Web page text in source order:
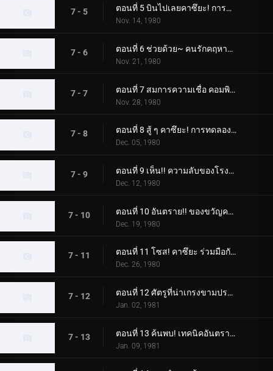
7 - 5 ตอนที่ 5 บินไปเลยคาซึยะ! การแข่งขันเครื่องจักรปีศาจ
Nov. 14, 1980
7 - 6 ตอนที่ 6 ช่วยด้วย~ คนรักคฤหาสน์รังแมงมุม
Nov. 21, 1980
7 - 7 ตอนที่ 7 สมการความเชื่อ คอมพิวเตอร์ที่มีชีวิต
Nov. 28, 1980
7 - 8 ตอนที่ 8 สู้ ๆ คาซึยะ! การทดลองความตายของ Dogma
Dec. 05, 1980
7 - 9 ตอนที่ 9 เห็น!! ความลับของโรงงานปรับปรุงสัตว์ประหลาดความเชื่อ
Dec. 12, 1980
7 - 10 ตอนที่ 10 อันตราย!! ของขวัญคริสต์มาสปีศาจ
Dec. 19, 1980
7 - 11 ตอนที่ 11 โซส! คาซึยะ ร่วมมือกับเชื่อ!!
Dec. 26, 1980
7 - 12 ตอนที่ 12 ศัตรูที่น่าเกรงขามปรากฏตัว! หมัดเส้าหลินที่จริงใจพ่ายแพ้
Jan. 02, 1981
7 - 13 ตอนที่ 13 ค้นพบ! เทคนิคอันตราย "ดอกบ๊วย"
Jan. 09, 1981